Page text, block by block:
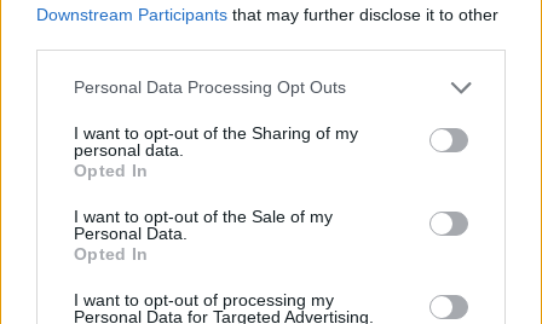
Downstream Participants that may further disclose it to other
Personal Data Processing Opt Outs
I want to opt-out of the Sharing of my
personal data.
Opted In
I want to opt-out of the Sale of my
Personal Data.
Opted In
I want to opt-out of processing my
Personal Data for Targeted Advertising.
vacances ou en déplacement professionnel.
À partir de la 28e semaine, il est conseillé de limiter
les déplacements. Certaines compagnies aériennes
interdisent de voyager après la 36e semaine pour
éviter tout risque d’accouchement imprévu en route.
Dans tous les cas, il faut privilégier la sécurité, éviter
les zones à risque, et toujours avoir une autorisation
médicale.